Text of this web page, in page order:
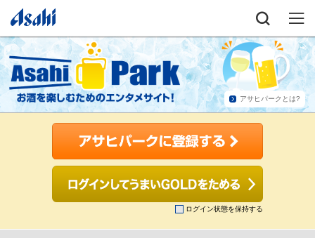
アサヒパークとは?
ログイン状態を保持する